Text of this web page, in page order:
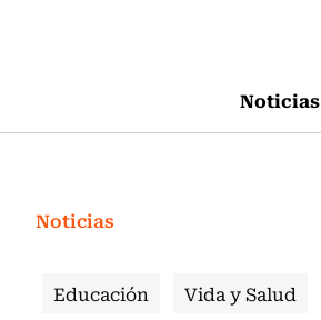
Noticias
Noticias
Educación Vida y Salud